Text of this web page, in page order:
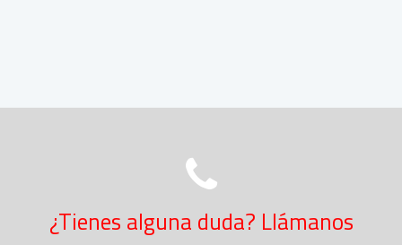
¿Tienes alguna duda? Llámanos